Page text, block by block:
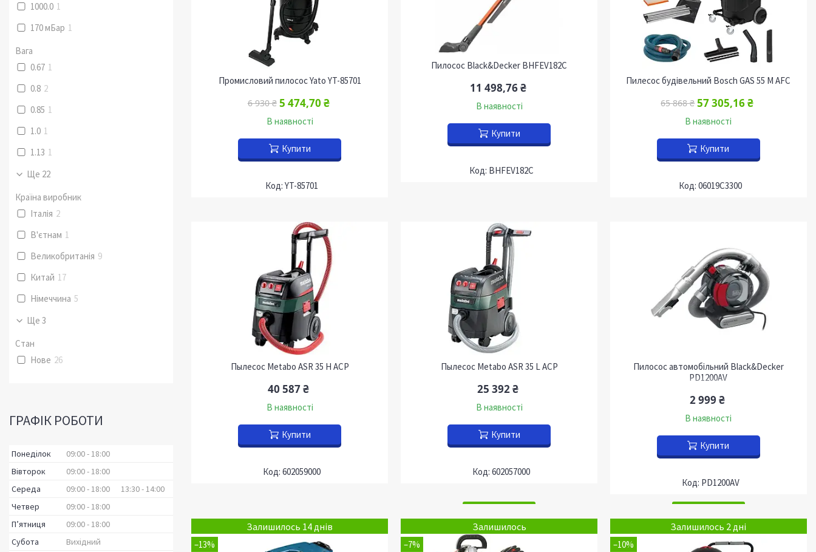
Промисловий пилосос Yato YT-85701
6 930 ₴ 5 474,70 ₴
В наявності
Купити
YT-85701
Пилосос Black&Decker BHFEV182C
11 498,76 ₴
В наявності
Купити
BHFEV182C
Пилесос будівельний Bosch GAS 55 M AFC
65 868 ₴ 57 305,16 ₴
В наявності
Купити
06019C3300
Пылесос Metabo ASR 35 H ACP
40 587 ₴
В наявності
Купити
602059000
Пылесос Metabo ASR 35 L ACP
25 392 ₴
В наявності
Купити
602057000
Пилосос автомобільний Black&Decker
PD1200AV
2 999 ₴
В наявності
Купити
PD1200AV
Залишилось 14 днів
–13%
Залишилось
–7%
Залишилось 2 дні
–10%
1000.0 1
170 мБар 1
Вага
0.67 1
0.8 2
0.85 1
1.0 1
1.13 1
Ще 22
Країна виробник
Італія 2
В'єтнам 1
Великобританія 9
Китай 17
Німеччина 5
Ще 3
Стан
Нове 26
ГРАФІК РОБОТИ
Понеділок 09:00 18:00
Вівторок
09:00 18:00
Середа
09:00 18:00 13:30 14:00
Четвер
09:00 18:00
Пʼятниця
09:00 18:00
Субота
Вихідний